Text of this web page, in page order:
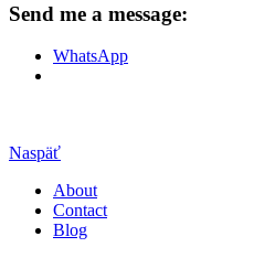
Send me a message:
WhatsApp
Naspäť
About
Contact
Blog